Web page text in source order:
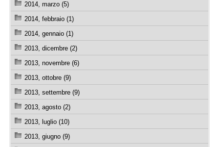
2014, marzo (5)
2014, febbraio (1)
2014, gennaio (1)
2013, dicembre (2)
2013, novembre (6)
2013, ottobre (9)
2013, settembre (9)
2013, agosto (2)
2013, luglio (10)
2013, giugno (9)